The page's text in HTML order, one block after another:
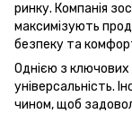
ринку. Компанія
максимізують
безпеку та
Однією з ключових
універсальність.
чином, щоб